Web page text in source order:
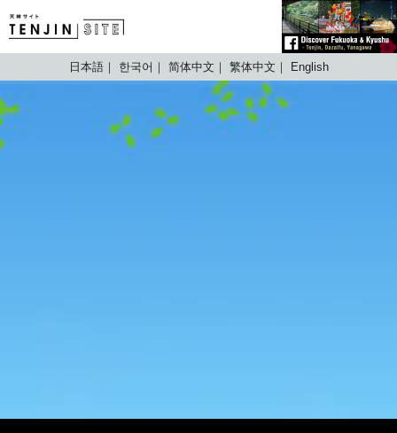
TENJIN SITE
日本語 한국어 简体中文 繁体中文 English